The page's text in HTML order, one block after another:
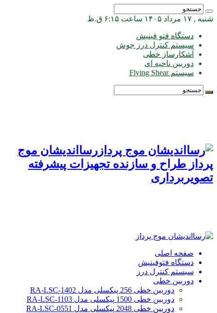
شنبه , ۱۷ مرداد ۱۴۰۵ ساعت ۶:۱۵ ق.ظ
دستگاه فتو فینیش
سیستم کنترل درز جوش
آشکارساز خطی
دوربین ناحیه ای
سیستم Flying Shear
رسااندیشان موج
پرداز طراح و سازنده تجهیزات پیشرفته
تصویربرداری
صفحه اصلی
دستگاه فتوفینیش
سیستم کنترل درز
دوربین خطی
دوربین خطی 256 پیکسلی مدل RA-LSC-1402
دوربین خطی 1500 پیکسلی مدل RA-LSC-1103
دوربین خطی 2048 پیکسلی مدل RA-LSC-0551